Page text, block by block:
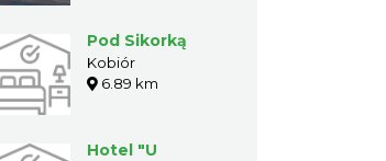
Pod Sikorką
Kobiór
6.89 km
Hotel "U